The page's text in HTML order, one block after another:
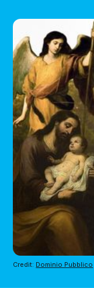
Credit: Dominio Pubblico